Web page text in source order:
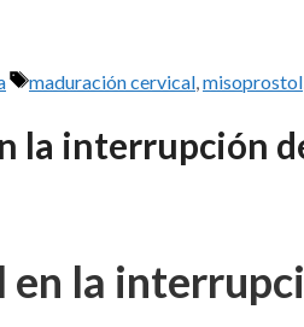
Etiquetas
maduración cervical misoprostol
la interrupción
la